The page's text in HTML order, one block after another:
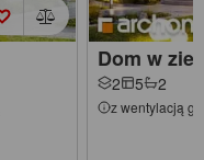
Dom w
2 5 2
z wentylacją